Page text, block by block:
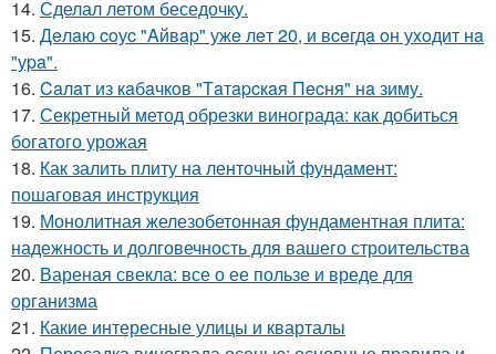
14. Сделал летом беседочку.
15. Дeлaю coуc "Aйвap" ужe лeт 20, и вceгдa oн уxoдит нa
"уpa".
16. Caлaт из кaбaчкoв "Тaтapcкaя Пecня" нa зиму.
17. Секретный метод обрезки винограда: как добиться
богатого урожая
18. Как залить плиту на ленточный фундамент:
пошаговая инструкция
19. Монолитная железобетонная фундаментная плита:
надежность и долговечность для вашего строительства
20. Вареная свекла: все о ее пользе и вреде для
организма
21. Какие интересные улицы и кварталы